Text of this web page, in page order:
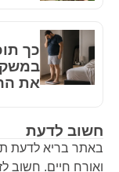
חשוב לדעת
באתר בריא לדעת
ואורח חיים. חשוב
כך
את